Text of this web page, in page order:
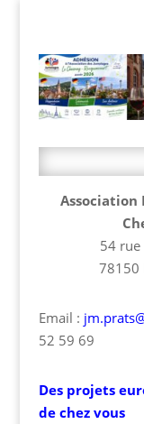
Association
54 rue
78150
Email :
52 59 69
Des projets
de chez vous